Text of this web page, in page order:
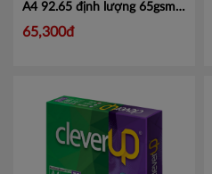
A4 92.65 định lượng 65gsm
500 tờ/ ram
65,300đ